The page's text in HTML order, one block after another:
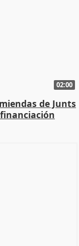
02:00
de Junts